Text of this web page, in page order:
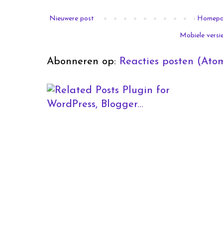
Nieuwere post
Mobiele
Abonneren op: Reacties posten